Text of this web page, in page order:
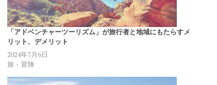
「アドベンチャーツーリズム」が旅行者と地域にもたらすメ
リット、デメリット
2024年7月6日
旅・冒険